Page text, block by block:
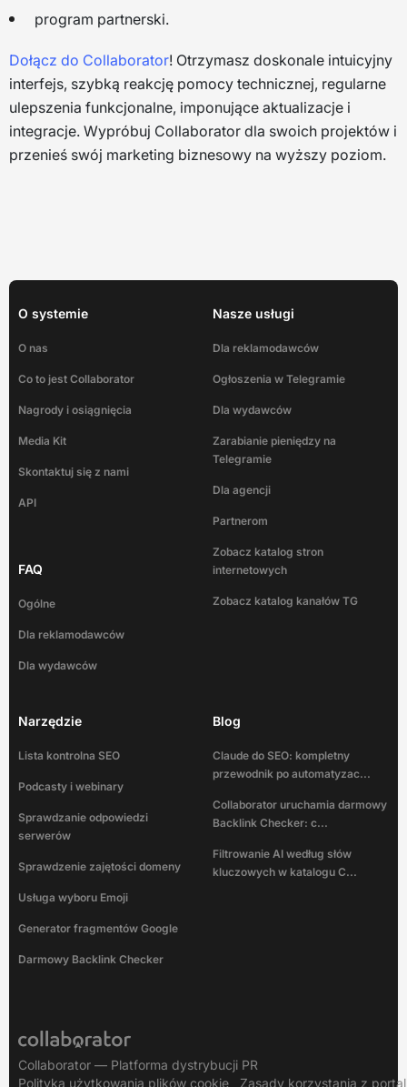
program partnerski.
Dołącz do Collaborator! Otrzymasz doskonale intuicyjny
interfejs, szybką reakcję pomocy technicznej, regularne
ulepszenia funkcjonalne, imponujące aktualizacje i
integracje. Wypróbuj Collaborator dla swoich projektów i
przenieś swój marketing biznesowy na wyższy poziom.
O systemie
O nas
Co to jest Collaborator
Nagrody i osiągnięcia
Media Kit
Skontaktuj się z nami
API
FAQ
Ogólne
Dla reklamodawców
Dla wydawców
Nasze usługi
Dla reklamodawców
Ogłoszenia w Telegramie
Dla wydawców
Zarabianie pieniędzy na
Telegramie
Dla agencji
Partnerom
Zobacz katalog stron
internetowych
Zobacz katalog kanałów TG
Narzędzie
Lista kontrolna SEO
Podcasty i webinary
Sprawdzanie odpowiedzi
serwerów
Sprawdzenie zajętości domeny
Usługa wyboru Emoji
Generator fragmentów Google
Darmowy Backlink Checker
Blog
Claude do SEO: kompletny
przewodnik po automatyzac...
Collaborator uruchamia darmowy
Backlink Checker: c...
Filtrowanie AI według słów
kluczowych w katalogu C...
Collaborator — Platforma dystrybucji PR
Polityka użytkowania plików cookie
Zasady korzystania z